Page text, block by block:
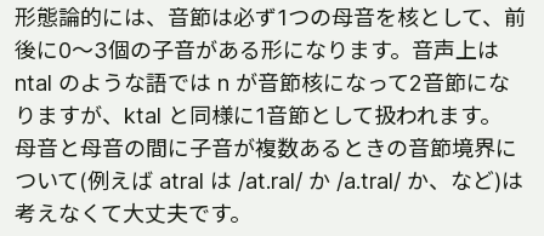
形態論的には、音節は必ず1つの母音を核として、前
後に0～3個の子音がある形になります。音声上は
ntal のような語では n が音節核になって2音節にな
りますが、ktal と同様に1音節として扱われます。
母音と母音の間に子音が複数あるときの音節境界に
ついて(例えば atral は /at.ral/ か /a.tral/ か、など)は
考えなくて大丈夫です。